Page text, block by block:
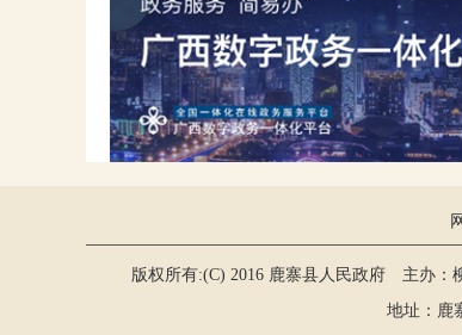
版权所有:(C) 2016 鹿寨县人民政府 主办：
地址：鹿